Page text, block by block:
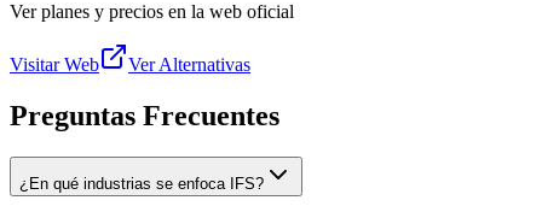
Ver planes y precios en la web oficial
Visitar Web Ver Alternativas
Preguntas Frecuentes
¿En qué industrias se enfoca IFS?